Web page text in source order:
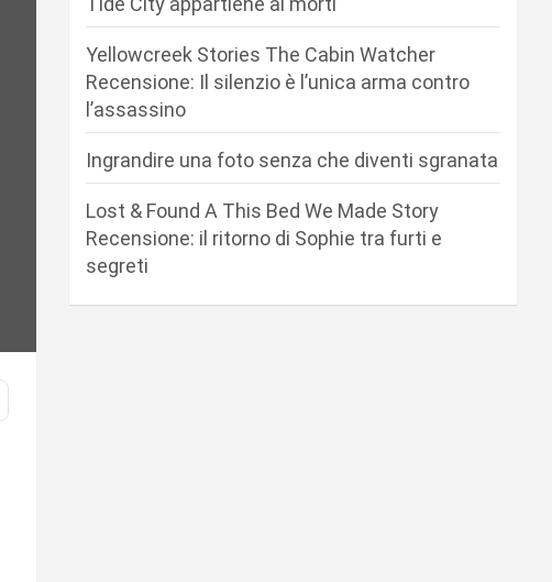
Yellowcreek Stories The Cabin Watcher
Recensione: Il silenzio è l’unica arma contro
l’assassino
Ingrandire una foto senza che diventi sgranata
Lost & Found A This Bed We Made Story
Recensione: il ritorno di Sophie tra furti e
segreti